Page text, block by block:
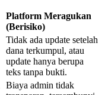
Platform Meragukan
(Berisiko)
Tidak ada update setelah
dana terkumpul, atau
update hanya berupa
teks tanpa bukti.
Biaya admin tidak